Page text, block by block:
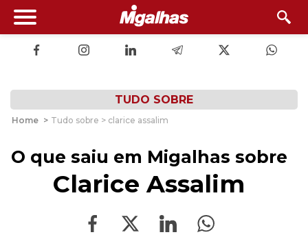
TUDO SOBRE
Home > Tudo sobre > clarice assalim
O que saiu em Migalhas sobre
Clarice Assalim